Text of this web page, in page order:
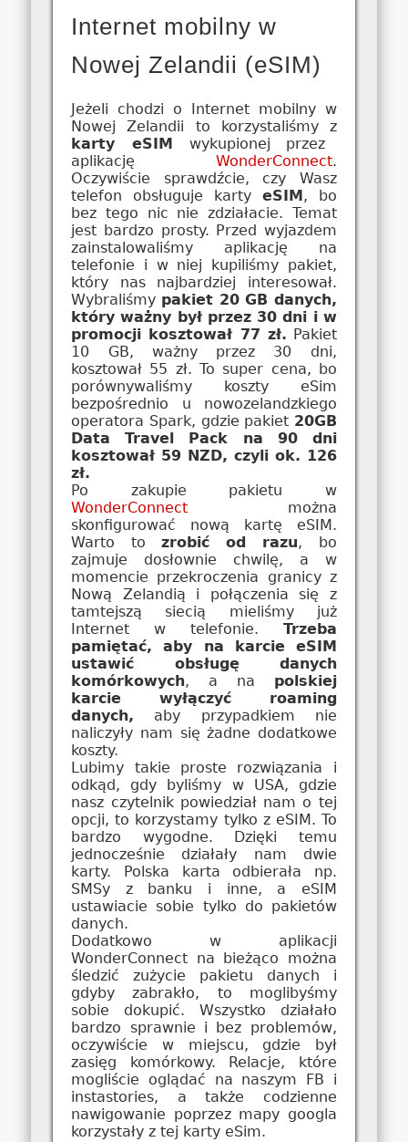
Internet mobilny w
Nowej Zelandii (eSIM)
Jeżeli chodzi o Internet mobilny w
Nowej Zelandii to korzystaliśmy z
karty eSIM
wykupionej przez
aplikację WonderConnect.
Oczywiście sprawdźcie, czy Wasz
telefon obsługuje karty eSIM , bo
bez tego nic nie zdziałacie. Temat
jest bardzo prosty. Przed wyjazdem
zainstalowaliśmy aplikację na
telefonie i w niej kupiliśmy pakiet,
który nas najbardziej interesował.
Wybraliśmy pakiet 20 GB danych,
który ważny był przez 30 dni i w
promocji kosztował 77 zł. Pakiet
10 GB, ważny przez 30 dni,
kosztował 55 zł. To super cena, bo
porównywaliśmy koszty eSim
bezpośrednio u nowozelandzkiego
operatora Spark, gdzie pakiet 20GB
Data Travel Pack na 90 dni
kosztował 59 NZD, czyli ok. 126
zł.
Po zakupie pakietu w
WonderConnect można
skonfigurować nową kartę eSIM.
Warto to zrobić od razu, bo
zajmuje dosłownie chwilę, a w
momencie przekroczenia granicy z
Nową Zelandią i połączenia się z
tamtejszą siecią mieliśmy już
Internet w telefonie. Trzeba
pamiętać, aby na karcie eSIM
ustawić obsługę danych
komórkowych, a na polskiej
karcie wyłączyć roaming
danych, aby przypadkiem nie
naliczyły nam się żadne dodatkowe
koszty.
Lubimy takie proste rozwiązania i
odkąd, gdy byliśmy w USA, gdzie
nasz czytelnik powiedział nam o tej
opcji, to korzystamy tylko z eSIM. To
bardzo wygodne. Dzięki temu
jednocześnie działały nam dwie
karty. Polska karta odbierała np.
SMSy z banku i inne, a eSIM
ustawiacie sobie tylko do pakietów
danych.
Dodatkowo w aplikacji
WonderConnect na bieżąco można
śledzić zużycie pakietu danych i
gdyby zabrakło, to moglibyśmy
sobie dokupić. Wszystko działało
bardzo sprawnie i bez problemów,
oczywiście w miejscu, gdzie był
zasięg komórkowy. Relacje, które
mogliście oglądać na naszym FB i
instastories, a także codzienne
nawigowanie poprzez mapy googla
korzystały z tej karty eSim.